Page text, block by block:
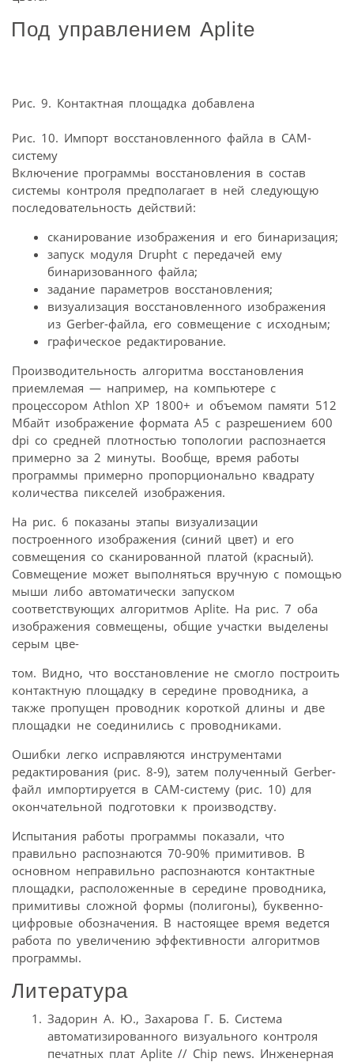
Под управлением Aplite
Рис. 9. Контактная площадка добавлена
Рис. 10. Импорт восстановленного файла в САМ-
систему
Включение программы восстановления в состав
системы контроля предполагает в ней следующую
последовательность действий:
сканирование изображения и его бинаризация;
запуск модуля Drupht с передачей ему
бинаризованного файла;
задание параметров восстановления;
визуализация восстановленного изображения
из Gerber-файла, его совмещение с исходным;
графическое редактирование.
Производительность алгоритма восстановления
приемлемая — например, на компьютере с
процессором Athlon XP 1800+ и объемом памяти 512
Мбайт изображение формата А5 с разрешением 600
dpi со средней плотностью топологии распознается
примерно за 2 минуты. Вообще, время работы
программы примерно пропорционально квадрату
количества пикселей изображения.
На рис. 6 показаны этапы визуализации
построенного изображения (синий цвет) и его
совмещения со сканированной платой (красный).
Совмещение может выполняться вручную с помощью
мыши либо автоматически запуском
соответствующих алгоритмов Aplite. На рис. 7 оба
изображения совмещены, общие участки выделены
серым цве-
том. Видно, что восстановление не смогло построить
контактную площадку в середине проводника, а
также пропущен проводник короткой длины и две
площадки не соединились с проводниками.
Ошибки легко исправляются инструментами
редактирования (рис. 8-9), затем полученный Gerber-
файл импортируется в САМ-систему (рис. 10) для
окончательной подготовки к производству.
Испытания работы программы показали, что
правильно распознаются 70-90% примитивов. В
основном неправильно распознаются контактные
площадки, расположенные в середине проводника,
примитивы сложной формы (полигоны), буквенно-
цифровые обозначения. В настоящее время ведется
работа по увеличению эффективности алгоритмов
программы.
Литература
Задорин А. Ю., Захарова Г. Б. Система
автоматизированного визуального контроля
печатных плат Aplite // Chip news. Инженерная